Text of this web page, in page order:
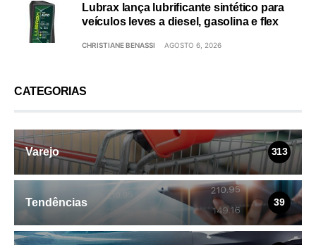
Lubrax lança lubrificante sintético para
veículos leves a diesel, gasolina e flex
CHRISTIANE BENASSI AGOSTO 6, 2026
CATEGORIAS
Varejo 313
Tendências 39